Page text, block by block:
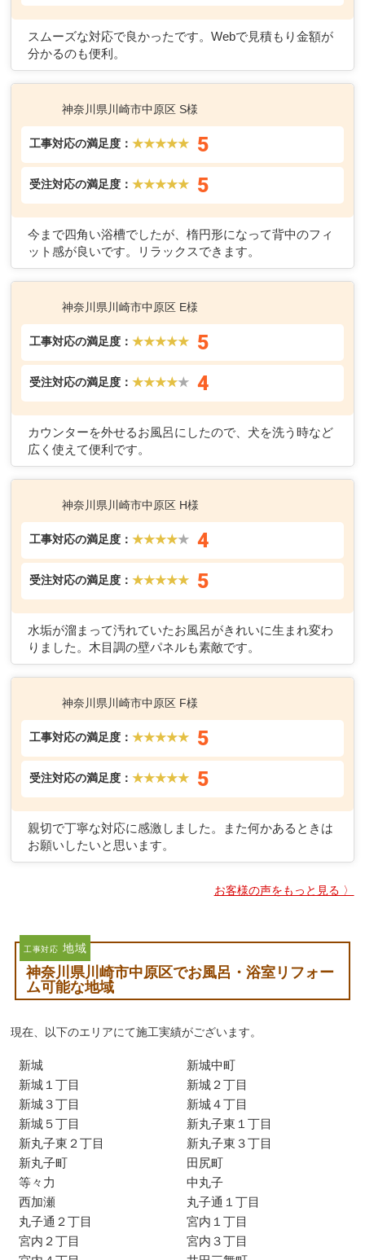
スムーズな対応で良かったです。Webで見積もり金額が
分かるのも便利。
神奈川県川崎市中原区 S様
工事対応の満足度：★★★★★ 5
受注対応の満足度：★★★★★ 5
今まで四角い浴槽でしたが、楕円形になって背中のフィ
ット感が良いです。リラックスできます。
神奈川県川崎市中原区 E様
工事対応の満足度：★★★★★ 5
受注対応の満足度：★★★★★ 4
カウンターを外せるお風呂にしたので、犬を洗う時など
広く使えて便利です。
神奈川県川崎市中原区 H様
工事対応の満足度：★★★★★ 4
受注対応の満足度：★★★★★ 5
水垢が溜まって汚れていたお風呂がきれいに生まれ変わ
りました。木目調の壁パネルも素敵です。
神奈川県川崎市中原区 F様
工事対応の満足度：★★★★★ 5
受注対応の満足度：★★★★★ 5
親切で丁寧な対応に感激しました。また何かあるときは
お願いしたいと思います。
お客様の声をもっと見る 〉
工事対応 地域
神奈川県川崎市中原区でお風呂・浴室リフォー
ム可能な地域
現在、以下のエリアにて施工実績がございます。
新城
新城中町
新城１丁目
新城２丁目
新城３丁目
新城４丁目
新城５丁目
新丸子東１丁目
新丸子東２丁目
新丸子東３丁目
新丸子町
田尻町
等々力
中丸子
西加瀬
丸子通１丁目
丸子通２丁目
宮内１丁目
宮内２丁目
宮内３丁目